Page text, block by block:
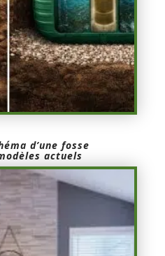
d’une fosse
actuels